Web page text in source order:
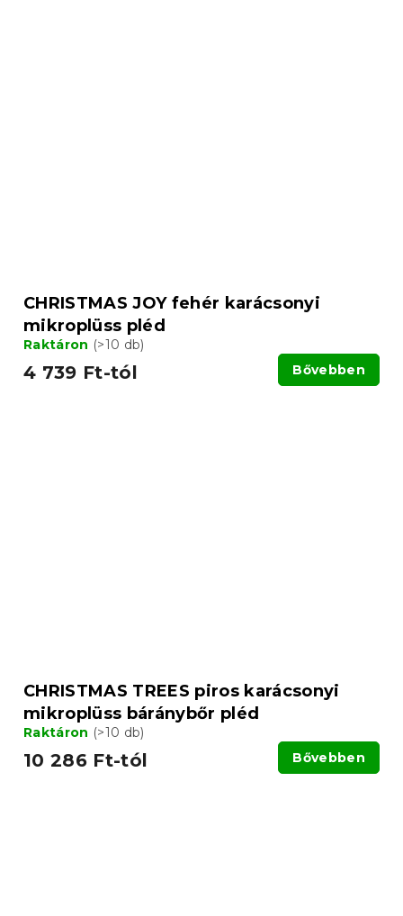
CHRISTMAS JOY fehér karácsonyi
mikroplüss pléd
Raktáron (>10 db)
4 739 Ft-tól Bővebben
CHRISTMAS TREES piros karácsonyi
mikroplüss báránybőr pléd
Raktáron (>10 db)
10 286 Ft-tól Bővebben